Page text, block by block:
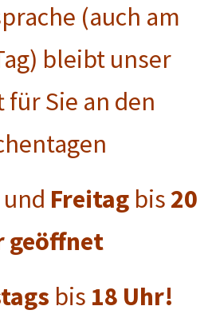
(auch am
bleibt unser
für Sie an den
und Freitag bis 20
geöffnet
bis 18 Uhr!